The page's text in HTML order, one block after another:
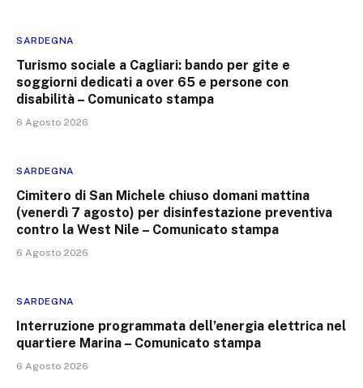
SARDEGNA
Turismo sociale a Cagliari: bando per gite e
soggiorni dedicati a over 65 e persone con
disabilità – Comunicato stampa
6 Agosto 2026
SARDEGNA
Cimitero di San Michele chiuso domani mattina
(venerdì 7 agosto) per disinfestazione preventiva
contro la West Nile – Comunicato stampa
6 Agosto 2026
SARDEGNA
Interruzione programmata dell’energia elettrica nel
quartiere Marina – Comunicato stampa
6 Agosto 2026